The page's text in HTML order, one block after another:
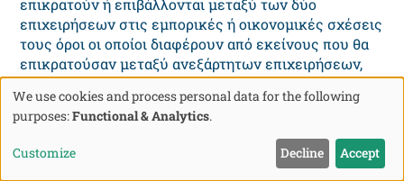
επικρατούν ή επιβάλλονται μεταξύ των δύο
επιχειρήσεων στις εμπορικές ή οικονομικές σχέσεις
τους όροι οι οποίοι διαφέρουν από εκείνους που θα
επικρατούσαν μεταξύ ανεξάρτητων επιχειρήσεων,
τότε οποιαδήποτε κέρδη τα οποία θα είχαν
πραγματοποιηθεί από μια από τις επιχειρήσεις, αλλά,
λόγω αυτών των όρων, δεν έχουν πραγματοποιηθεί,
μπορούν να συμπεριλαμβάνονται στα κέρδη αυτής
της επιχείρησης και να φορολογούνται ανάλογα.
Use
of
personal
We use cookies and process personal data for the following
purposes:Functional & Analytics.
Customize Decline Accept